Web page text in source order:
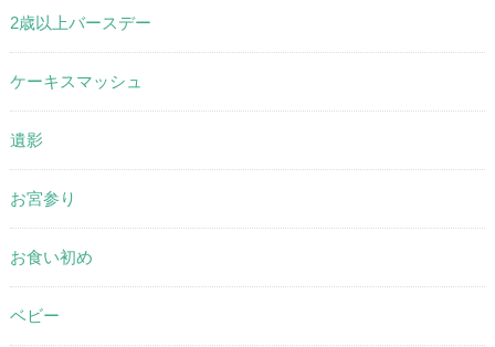
2歳以上バースデー
ケーキスマッシュ
遺影
お宮参り
お食い初め
ベビー